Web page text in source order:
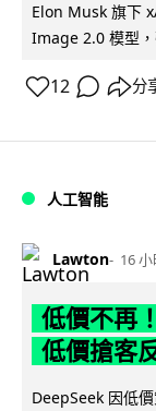
Elon Musk 旗下
Image 2.0 模型
12 分
人工智能
Lawton 16
低價不再
低價搶客
DeepSeek 因低